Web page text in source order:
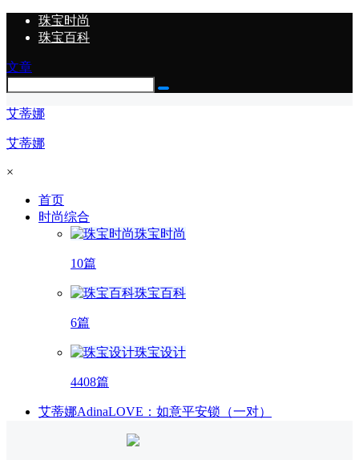
珠宝时尚
珠宝百科
文章
艾蒂娜
艾蒂娜
×
首页
时尚综合
珠宝时尚
10篇
珠宝百科
6篇
珠宝设计
4408篇
艾蒂娜AdinaLOVE：如意平安锁（一对）